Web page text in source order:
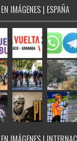
IMÁGENES | ESPAÑA